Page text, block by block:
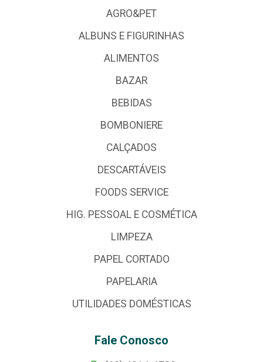
AGRO&PET
ALBUNS E FIGURINHAS
ALIMENTOS
BAZAR
BEBIDAS
BOMBONIERE
CALÇADOS
DESCARTÁVEIS
FOODS SERVICE
HIG. PESSOAL E COSMÉTICA
LIMPEZA
PAPEL CORTADO
PAPELARIA
UTILIDADES DOMÉSTICAS
Fale Conosco